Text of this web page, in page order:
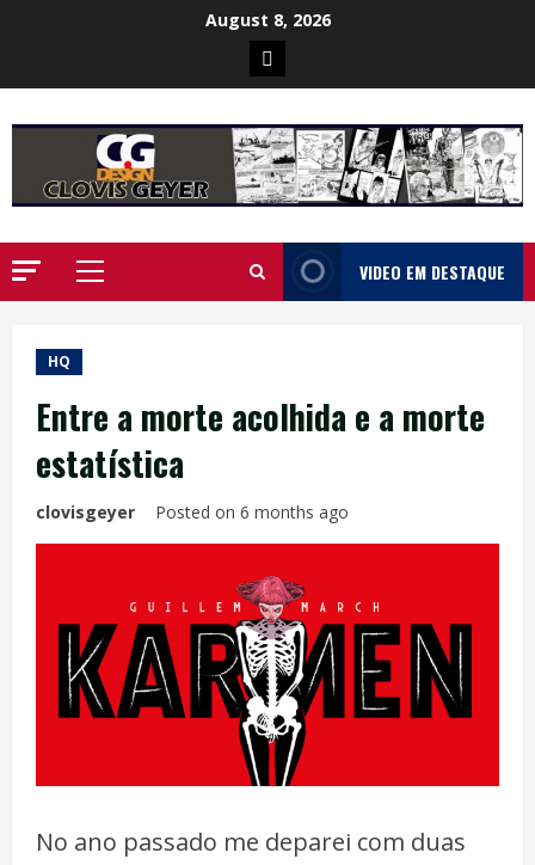
August 8, 2026
Poster
da
Ilha
Primary
VIDEO EM DESTAQUE
HQ
Entre a morte acolhida e a morte
estatística
clovisgeyer Posted on 6 months ago
No ano passado me deparei com duas